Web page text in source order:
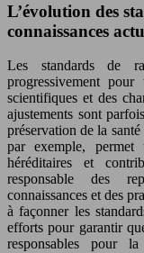
L’évolution des
connaissances
Les standards de
progressivement pour
scientifiques et des
ajustements sont
préservation de la
par exemple, permet
héréditaires et
responsable des
connaissances et des
à façonner les
efforts pour garantir
responsables pour